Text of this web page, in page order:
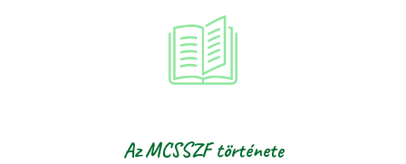
Az MCSSZF története